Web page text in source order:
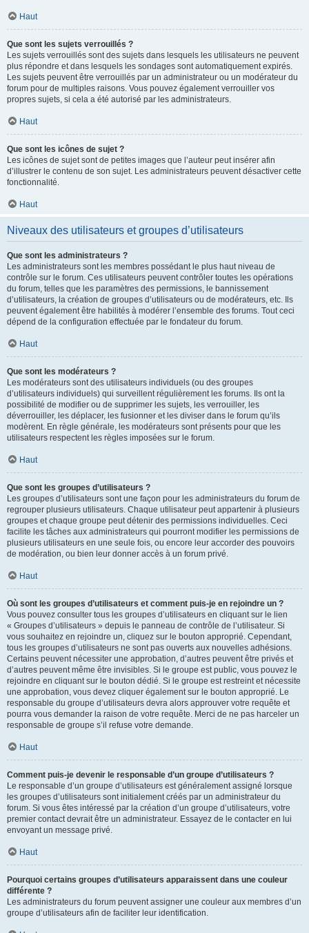
Haut
Que sont les sujets verrouillés ?
Les sujets verrouillés sont des sujets dans lesquels les utilisateurs ne peuvent
plus répondre et dans lesquels les sondages sont automatiquement expirés.
Les sujets peuvent être verrouillés par un administrateur ou un modérateur du
forum pour de multiples raisons. Vous pouvez également verrouiller vos
propres sujets, si cela a été autorisé par les administrateurs.
Haut
Que sont les icônes de sujet ?
Les icônes de sujet sont de petites images que l’auteur peut insérer afin
d’illustrer le contenu de son sujet. Les administrateurs peuvent désactiver cette
fonctionnalité.
Haut
Niveaux des utilisateurs et groupes d’utilisateurs
Que sont les administrateurs ?
Les administrateurs sont les membres possédant le plus haut niveau de
contrôle sur le forum. Ces utilisateurs peuvent contrôler toutes les opérations
du forum, telles que les paramètres des permissions, le bannissement
d’utilisateurs, la création de groupes d’utilisateurs ou de modérateurs, etc. Ils
peuvent également être habilités à modérer l’ensemble des forums. Tout ceci
dépend de la configuration effectuée par le fondateur du forum.
Haut
Que sont les modérateurs ?
Les modérateurs sont des utilisateurs individuels (ou des groupes
d’utilisateurs individuels) qui surveillent régulièrement les forums. Ils ont la
possibilité de modifier ou de supprimer les sujets, les verrouiller, les
déverrouiller, les déplacer, les fusionner et les diviser dans le forum qu’ils
modèrent. En règle générale, les modérateurs sont présents pour que les
utilisateurs respectent les règles imposées sur le forum.
Haut
Que sont les groupes d’utilisateurs ?
Les groupes d’utilisateurs sont une façon pour les administrateurs du forum de
regrouper plusieurs utilisateurs. Chaque utilisateur peut appartenir à plusieurs
groupes et chaque groupe peut détenir des permissions individuelles. Ceci
facilite les tâches aux administrateurs qui pourront modifier les permissions de
plusieurs utilisateurs en une seule fois, ou encore leur accorder des pouvoirs
de modération, ou bien leur donner accès à un forum privé.
Haut
Où sont les groupes d’utilisateurs et comment puis-je en rejoindre un ?
Vous pouvez consulter tous les groupes d’utilisateurs en cliquant sur le lien
« Groupes d’utilisateurs » depuis le panneau de contrôle de l’utilisateur. Si
vous souhaitez en rejoindre un, cliquez sur le bouton approprié. Cependant,
tous les groupes d’utilisateurs ne sont pas ouverts aux nouvelles adhésions.
Certains peuvent nécessiter une approbation, d’autres peuvent être privés et
d’autres peuvent même être invisibles. Si le groupe est public, vous pouvez le
rejoindre en cliquant sur le bouton dédié. Si le groupe est restreint et nécessite
une approbation, vous devez cliquer également sur le bouton approprié. Le
responsable du groupe d’utilisateurs devra alors approuver votre requête et
pourra vous demander la raison de votre requête. Merci de ne pas harceler un
responsable de groupe s’il refuse votre demande.
Haut
Comment puis-je devenir le responsable d’un groupe d’utilisateurs ?
Le responsable d’un groupe d’utilisateurs est généralement assigné lorsque
les groupes d’utilisateurs sont initialement créés par un administrateur du
forum. Si vous êtes intéressé par la création d’un groupe d’utilisateurs, votre
premier contact devrait être un administrateur. Essayez de le contacter en lui
envoyant un message privé.
Haut
Pourquoi certains groupes d’utilisateurs apparaissent dans une couleur
différente ?
Les administrateurs du forum peuvent assigner une couleur aux membres d’un
groupe d’utilisateurs afin de faciliter leur identification.